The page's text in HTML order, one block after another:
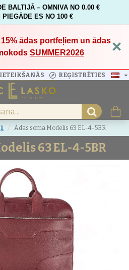
BALTIJĀ – OMNIVA NO 0.00 €
PIEGĀDE ES NO 100 €
ādas portfeļiem un ādas
SUMMER2026 ×
REĢISTRĒTIES
Ādas soma Modelis 63 EL-4-5BR
63 EL-4-5BR